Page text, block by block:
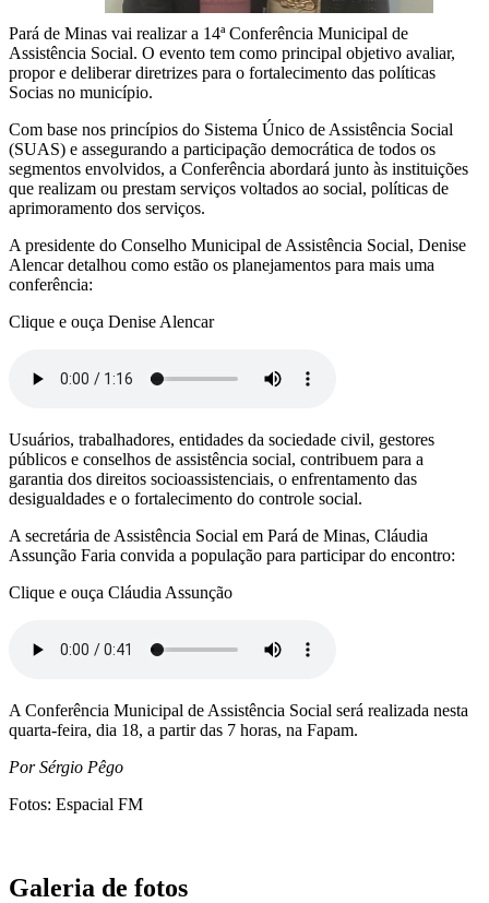
Pará de Minas vai realizar a 14ª Conferência Municipal de
Assistência Social. O evento tem como principal objetivo avaliar,
propor e deliberar diretrizes para o fortalecimento das políticas
Socias no município.
Com base nos princípios do Sistema Único de Assistência Social
(SUAS) e assegurando a participação democrática de todos os
segmentos envolvidos, a Conferência abordará junto às instituições
que realizam ou prestam serviços voltados ao social, políticas de
aprimoramento dos serviços.
A presidente do Conselho Municipal de Assistência Social, Denise
Alencar detalhou como estão os planejamentos para mais uma
conferência:
Clique e ouça Denise Alencar
Usuários, trabalhadores, entidades da sociedade civil, gestores
públicos e conselhos de assistência social, contribuem para a
garantia dos direitos socioassistenciais, o enfrentamento das
desigualdades e o fortalecimento do controle social.
A secretária de Assistência Social em Pará de Minas, Cláudia
Assunção Faria convida a população para participar do encontro:
Clique e ouça Cláudia Assunção
A Conferência Municipal de Assistência Social será realizada nesta
quarta-feira, dia 18, a partir das 7 horas, na Fapam.
Por Sérgio Pêgo
Fotos: Espacial FM
Galeria de fotos